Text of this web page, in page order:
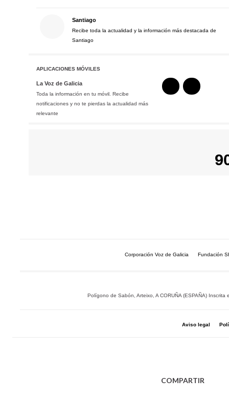
Santiago
Recibe toda la actualidad y la información más destacada de
Santiago
APLICACIONES MÓVILES
La Voz de Galicia
Toda la información en tu móvil. Recibe
notificaciones y no te pierdas la actualidad más
relevante
Corporación Voz de Galicia Fundación
Polígono de Sabón, Arteixo, A CORUÑA (ESPAÑA)
Aviso legal
COMPARTIR